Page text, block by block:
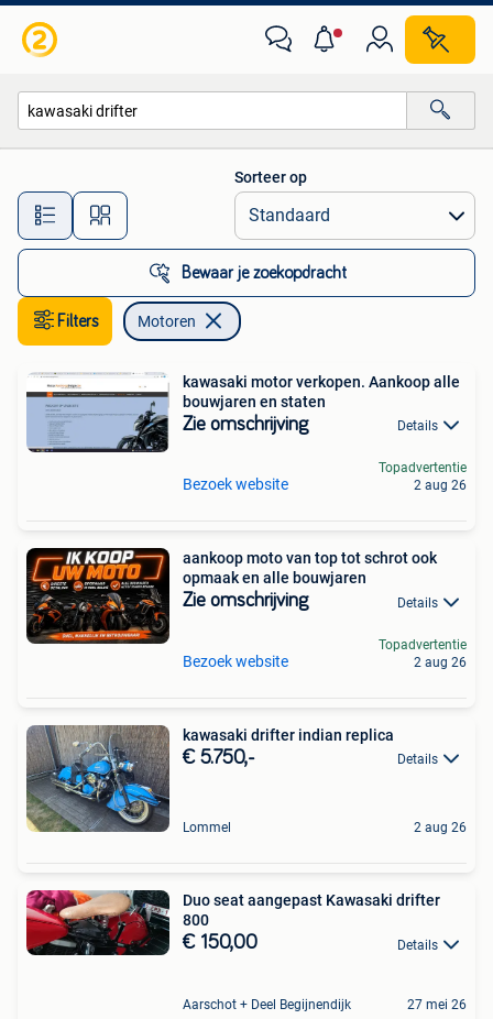
Alle afstanden…
Sorteer op
Bewaar je zoekopdracht
Filters Motoren
kawasaki motor verkopen. Aankoop alle
bouwjaren en staten
Zie omschrijving Details
Bezoek website
Topadvertentie
2 aug 26
aankoop moto van top tot schrot ook
opmaak en alle bouwjaren
Zie omschrijving Details
Bezoek website
Topadvertentie
2 aug 26
kawasaki drifter indian replica
€ 5.750,- Details
Lommel 2 aug 26
Duo seat aangepast Kawasaki drifter
800
€ 150,00 Details
Aarschot + Deel Begijnendijk 27 mei 26